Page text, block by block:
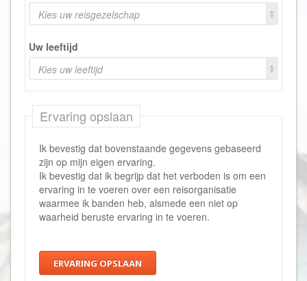
Kies uw reisgezelschap
Uw leeftijd
Kies uw leeftijd
Ervaring opslaan
Ik bevestig dat bovenstaande gegevens gebaseerd
zijn op mijn eigen ervaring.
Ik bevestig dat ik begrijp dat het verboden is om een
ervaring in te voeren over een reisorganisatie
waarmee ik banden heb, alsmede een niet op
waarheid beruste ervaring in te voeren.
ERVARING OPSLAAN